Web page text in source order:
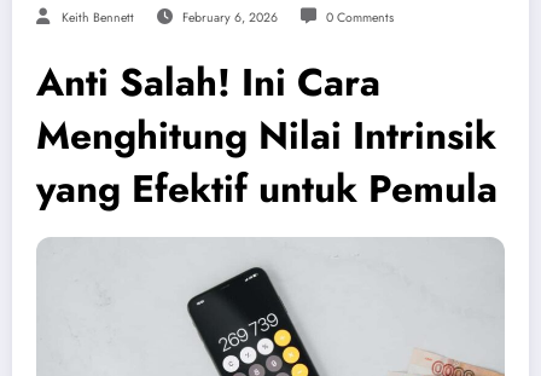
Keith Bennett February 6, 2026 0 Comments
Anti Salah! Ini Cara
Menghitung Nilai Intrinsik
yang Efektif untuk Pemula